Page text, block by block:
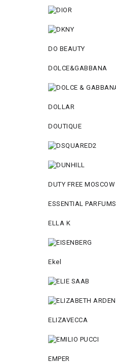
DO BEAUTY
DOLCE&GABBANA
DOLLAR
DOUTIQUE
DUTY FREE MOSCOW
ESSENTIAL PARFUMS
ELLA K
Ekel
ELIZAVECCA
EMPER